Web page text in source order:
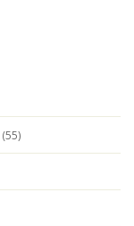
(55)